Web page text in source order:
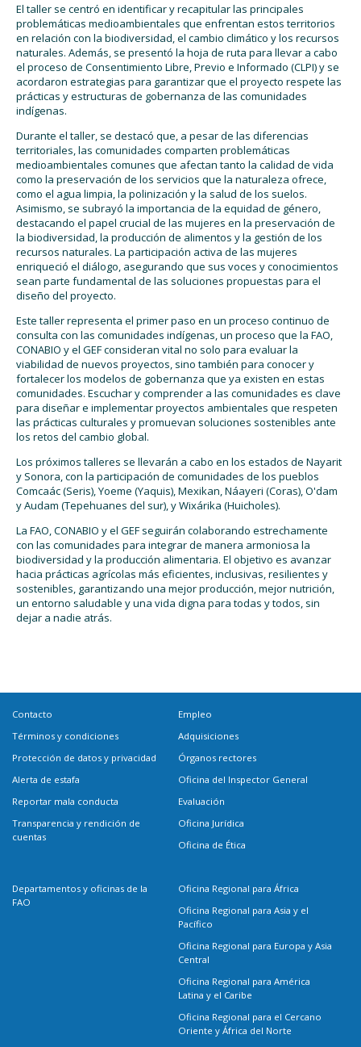
El taller se centró en identificar y recapitular las principales
problemáticas medioambientales que enfrentan estos territorios
en relación con la biodiversidad, el cambio climático y los recursos
naturales. Además, se presentó la hoja de ruta para llevar a cabo
el proceso de Consentimiento Libre, Previo e Informado (CLPI) y se
acordaron estrategias para garantizar que el proyecto respete las
prácticas y estructuras de gobernanza de las comunidades
indígenas.
Durante el taller, se destacó que, a pesar de las diferencias
territoriales, las comunidades comparten problemáticas
medioambientales comunes que afectan tanto la calidad de vida
como la preservación de los servicios que la naturaleza ofrece,
como el agua limpia, la polinización y la salud de los suelos.
Asimismo, se subrayó la importancia de la equidad de género,
destacando el papel crucial de las mujeres en la preservación de
la biodiversidad, la producción de alimentos y la gestión de los
recursos naturales. La participación activa de las mujeres
enriqueció el diálogo, asegurando que sus voces y conocimientos
sean parte fundamental de las soluciones propuestas para el
diseño del proyecto.
Este taller representa el primer paso en un proceso continuo de
consulta con las comunidades indígenas, un proceso que la FAO,
CONABIO y el GEF consideran vital no solo para evaluar la
viabilidad de nuevos proyectos, sino también para conocer y
fortalecer los modelos de gobernanza que ya existen en estas
comunidades. Escuchar y comprender a las comunidades es clave
para diseñar e implementar proyectos ambientales que respeten
las prácticas culturales y promuevan soluciones sostenibles ante
los retos del cambio global.
Los próximos talleres se llevarán a cabo en los estados de Nayarit
y Sonora, con la participación de comunidades de los pueblos
Comcaác (Seris), Yoeme (Yaquis), Mexikan, Náayeri (Coras), O'dam
y Audam (Tepehuanes del sur), y Wixárika (Huicholes).
La FAO, CONABIO y el GEF seguirán colaborando estrechamente
con las comunidades para integrar de manera armoniosa la
biodiversidad y la producción alimentaria. El objetivo es avanzar
hacia prácticas agrícolas más eficientes, inclusivas, resilientes y
sostenibles, garantizando una mejor producción, mejor nutrición,
un entorno saludable y una vida digna para todas y todos, sin
dejar a nadie atrás.
Contacto
Términos y condiciones
Protección de datos y privacidad
Alerta de estafa
Reportar mala conducta
Transparencia y rendición de
cuentas
Empleo
Adquisiciones
Órganos rectores
Oficina del Inspector General
Evaluación
Oficina Jurídica
Oficina de Ética
Departamentos y oficinas de la
FAO
Oficina Regional para África
Oficina Regional para Asia y el
Pacífico
Oficina Regional para Europa y Asia
Central
Oficina Regional para América
Latina y el Caribe
Oficina Regional para el Cercano
Oriente y África del Norte